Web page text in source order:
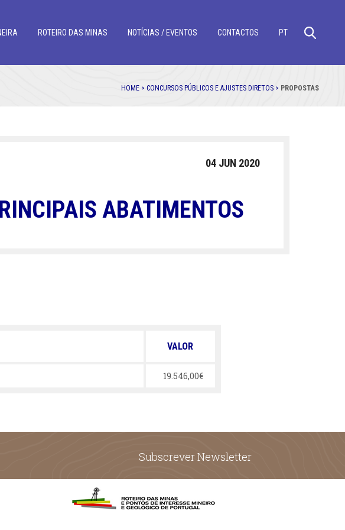
ROTEIRO DAS MINAS NOTÍCIAS / EVENTOS CONTACTOS PT
HOME > CONCURSOS PÚBLICOS E AJUSTES DIRETOS > PROPOSTAS
04 JUN 2020
ABATIMENTOS
VALOR
19.546,00€
Subscrever Newsletter